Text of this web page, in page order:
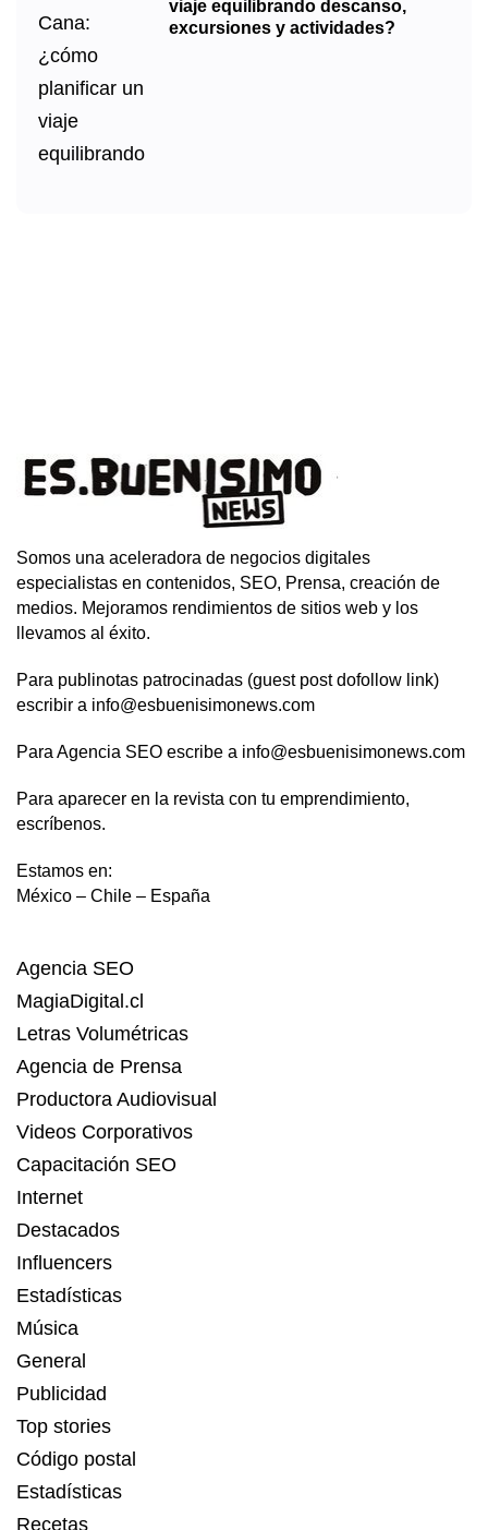
viaje equilibrando descanso,
excursiones y actividades?
Somos una aceleradora de negocios digitales
especialistas en contenidos, SEO, Prensa, creación de
medios. Mejoramos rendimientos de sitios web y los
llevamos al éxito.
Para publinotas patrocinadas (guest post dofollow link)
escribir a info@esbuenisimonews.com
Para Agencia SEO escribe a info@esbuenisimonews.com
Para aparecer en la revista con tu emprendimiento,
escríbenos.
Estamos en:
México – Chile – España
Agencia SEO
MagiaDigital.cl
Letras Volumétricas
Agencia de Prensa
Productora Audiovisual
Videos Corporativos
Capacitación SEO
Internet
Destacados
Influencers
Estadísticas
Música
General
Publicidad
Top stories
Código postal
Estadísticas
Recetas